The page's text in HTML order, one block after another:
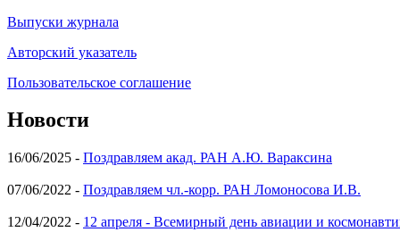
Выпуски журнала
Авторский указатель
Пользовательское соглашение
Новости
16/06/2025 - Поздравляем акад. РАН А.Ю. Вараксина
07/06/2022 - Поздравляем чл.-корр. РАН Ломоносова И.В.
12/04/2022 - 12 апреля - Всемирный день авиации и